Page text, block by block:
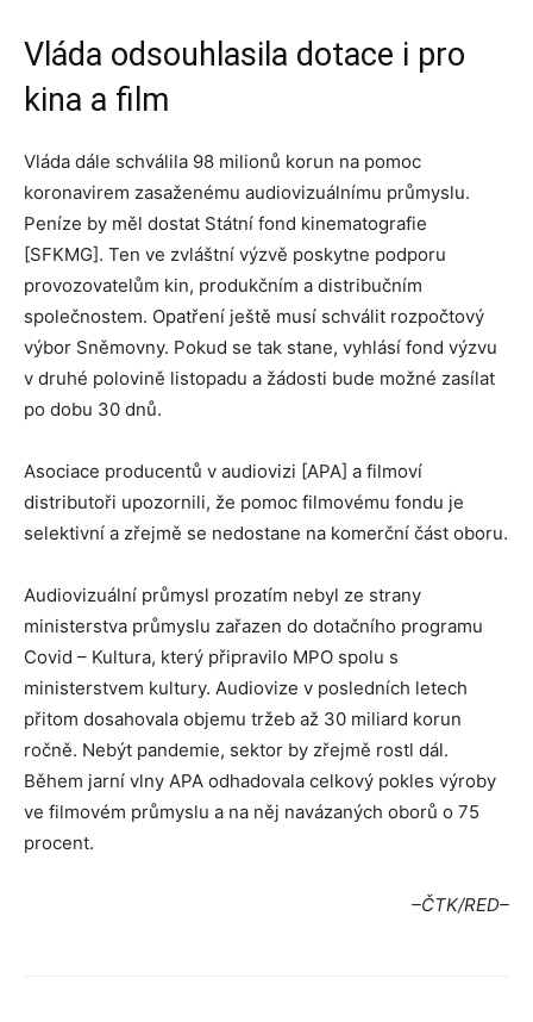
Vláda odsouhlasila dotace i pro
kina a film
Vláda dále schválila 98 milionů korun na pomoc
koronavirem zasaženému audiovizuálnímu průmyslu.
Peníze by měl dostat Státní fond kinematografie
[SFKMG]. Ten ve zvláštní výzvě poskytne podporu
provozovatelům kin, produkčním a distribučním
společnostem. Opatření ještě musí schválit rozpočtový
výbor Sněmovny. Pokud se tak stane, vyhlásí fond výzvu
v druhé polovině listopadu a žádosti bude možné zasílat
po dobu 30 dnů.
Asociace producentů v audiovizi [APA] a filmoví
distributoři upozornili, že pomoc filmovému fondu je
selektivní a zřejmě se nedostane na komerční část oboru.
Audiovizuální průmysl prozatím nebyl ze strany
ministerstva průmyslu zařazen do dotačního programu
Covid – Kultura, který připravilo MPO spolu s
ministerstvem kultury. Audiovize v posledních letech
přitom dosahovala objemu tržeb až 30 miliard korun
ročně. Nebýt pandemie, sektor by zřejmě rostl dál.
Během jarní vlny APA odhadovala celkový pokles výroby
ve filmovém průmyslu a na něj navázaných oborů o 75
procent.
–ČTK/RED–